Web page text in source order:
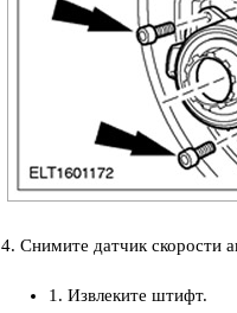
4. Снимите датчик скорости
1. Извлеките штифт.